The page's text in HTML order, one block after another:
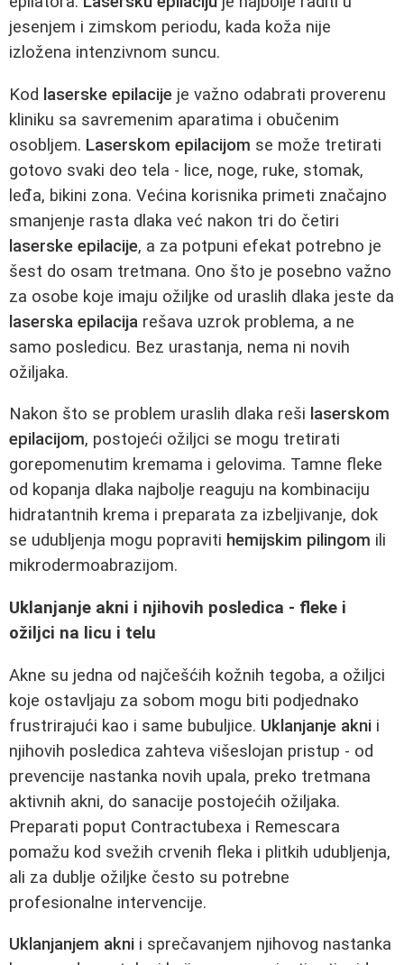
jesenjem i zimskom periodu, kada koža nije
izložena intenzivnom suncu.
Kod laserske epilacije je važno odabrati proverenu
kliniku sa savremenim aparatima i obučenim
osobljem. Laserskom epilacijom se može tretirati
gotovo svaki deo tela - lice, noge, ruke, stomak,
leđa, bikini zona. Većina korisnika primeti značajno
smanjenje rasta dlaka već nakon tri do četiri
laserske epilacije, a za potpuni efekat potrebno je
šest do osam tretmana. Ono što je posebno važno
za osobe koje imaju ožiljke od uraslih dlaka jeste da
laserska epilacija rešava uzrok problema, a ne
samo posledicu. Bez urastanja, nema ni novih
ožiljaka.
Nakon što se problem uraslih dlaka reši laserskom
epilacijom, postojeći ožiljci se mogu tretirati
gorepomenutim kremama i gelovima. Tamne fleke
od kopanja dlaka najbolje reaguju na kombinaciju
hidratantnih krema i preparata za izbeljivanje, dok
se udubljenja mogu popraviti hemijskim pilingom ili
mikrodermoabrazijom.
Uklanjanje akni i njihovih posledica - fleke i
ožiljci na licu i telu
Akne su jedna od najčešćih kožnih tegoba, a ožiljci
koje ostavljaju za sobom mogu biti podjednako
frustrirajući kao i same bubuljice. Uklanjanje akni i
njihovih posledica zahteva višeslojan pristup - od
prevencije nastanka novih upala, preko tretmana
aktivnih akni, do sanacije postojećih ožiljaka.
Preparati poput Contractubexa i Remescara
pomažu kod svežih crvenih fleka i plitkih udubljenja,
ali za dublje ožiljke često su potrebne
profesionalne intervencije.
Uklanjanjem akni i sprečavanjem njihovog nastanka